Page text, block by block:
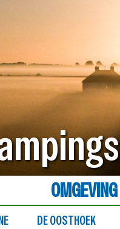
OMGEVING
DE OOSTHOEK